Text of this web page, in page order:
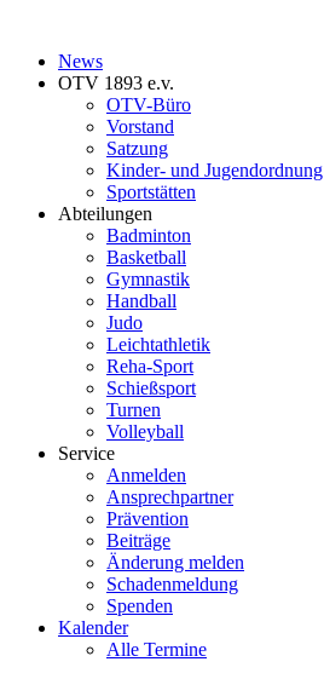
News
OTV 1893 e.v.
OTV-Büro
Vorstand
Satzung
Kinder- und Jugendordnung
Sportstätten
Abteilungen
Badminton
Basketball
Gymnastik
Handball
Judo
Leichtathletik
Reha-Sport
Schießsport
Turnen
Volleyball
Service
Anmelden
Ansprechpartner
Prävention
Beiträge
Änderung melden
Schadenmeldung
Spenden
Kalender
Alle Termine